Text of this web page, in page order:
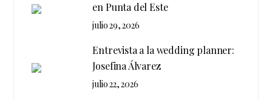
en Punta del Este
julio 29, 2026
Entrevista a la wedding planner:
Josefina Álvarez
julio 22, 2026